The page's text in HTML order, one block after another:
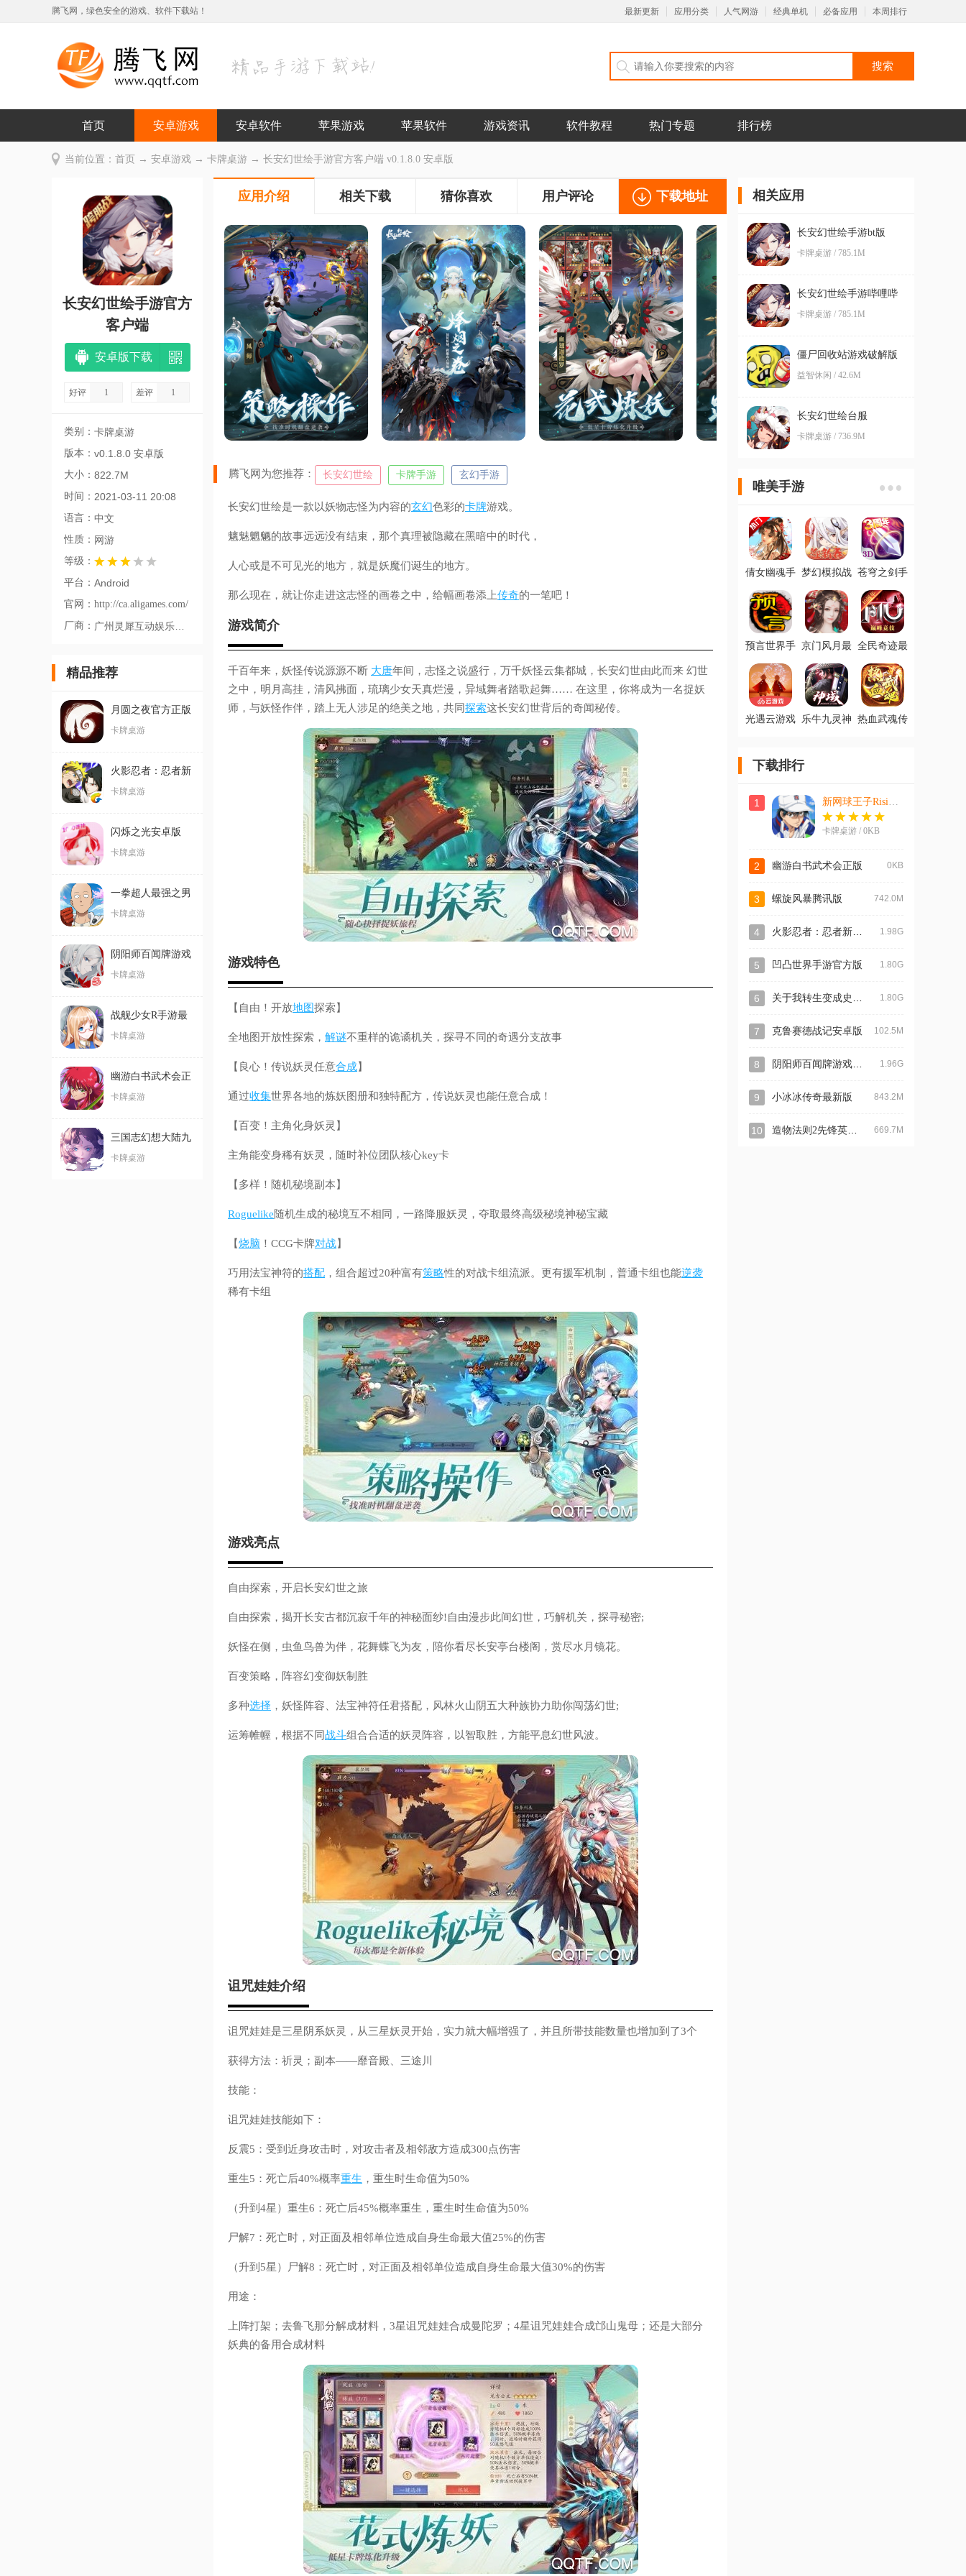
腾飞网，绿色安全的游戏、软件下载站！ 最新更新 应用分类 人气网游 经典单机 必备应用 本周排行
首页 安卓游戏 安卓软件 苹果游戏 苹果软件 游戏资讯 软件教程 热门专题 排行榜
当前位置： 首页 → 安卓游戏 → 卡牌桌游 → 长安幻世绘手游官方客户端 v0.1.8.0 安卓版
长安幻世绘手游官方
客户端
安卓版下载
好评 1 差评 1
类别： 卡牌桌游
版本： v0.1.8.0 安卓版
大小： 822.7M
时间： 2021-03-11 20:08
语言： 中文
性质： 网游
等级：
平台： Android
官网： http://ca.aligames.com/
厂商： 广州灵犀互动娱乐有限公司
精品推荐
月圆之夜官方正版
卡牌桌游
火影忍者：忍者新
世代手游官方版
卡牌桌游
闪烁之光安卓版
卡牌桌游
一拳超人最强之男
官方版
卡牌桌游
阴阳师百闻牌游戏
最新版
卡牌桌游
战舰少女R手游最
新版
卡牌桌游
幽游白书武术会正
版
卡牌桌游
三国志幻想大陆九
游版
卡牌桌游
应用介绍 相关下载 猜你喜欢 用户评论 下载地址
腾飞网为您推荐： 长安幻世绘 卡牌手游 玄幻手游
长安幻世绘是一款以妖物志怪为内容的玄幻色彩的卡牌游戏。
魑魅魍魉的故事远远没有结束，那个真理被隐藏在黑暗中的时代，
人心或是不可见光的地方，就是妖魔们诞生的地方。
那么现在，就让你走进这志怪的画卷之中，给幅画卷添上传奇的一笔吧！
游戏简介
千百年来，妖怪传说源源不断 大唐年间，志怪之说盛行，万千妖怪云集都城，长安幻世由此而来 幻世
之中，明月高挂，清风拂面，琉璃少女天真烂漫，异域舞者踏歌起舞…… 在这里，你将成为一名捉妖
师，与妖怪作伴，踏上无人涉足的绝美之地，共同探索这长安幻世背后的奇闻秘传。
游戏特色
【自由！开放地图探索】
全地图开放性探索， 解谜不重样的诡谲机关，探寻不同的奇遇分支故事
【良心！传说妖灵任意合成】
通过收集世界各地的炼妖图册和独特配方，传说妖灵也能任意合成！
【百变！主角化身妖灵】
主角能变身稀有妖灵，随时补位团队核心key卡
【多样！随机秘境副本】
Roguelike随机生成的秘境互不相同，一路降服妖灵，夺取最终高级秘境神秘宝藏
【烧脑 ！CCG卡牌对战】
巧用法宝神符的搭配 ，组合超过20种富有策略性的对战卡组流派。更有援军机制，普通卡组也能逆袭
稀有卡组
游戏亮点
自由探索，开启长安幻世之旅
自由探索，揭开长安古都沉寂千年的神秘面纱!自由漫步此间幻世，巧解机关，探寻秘密;
妖怪在侧，虫鱼鸟兽为伴，花舞蝶飞为友，陪你看尽长安亭台楼阁，赏尽水月镜花。
百变策略，阵容幻变御妖制胜
多种选择 ，妖怪阵容、法宝神符任君搭配，风林火山阴五大种族协力助你闯荡幻世;
运筹帷幄，根据不同战斗组合合适的妖灵阵容，以智取胜，方能平息幻世风波。
诅咒娃娃介绍
诅咒娃娃是三星阴系妖灵，从三星妖灵开始，实力就大幅增强了，并且所带技能数量也增加到了3个
获得方法：祈灵；副本——靡音殿、三途川
技能：
诅咒娃娃技能如下：
反震5：受到近身攻击时，对攻击者及相邻敌方造成300点伤害
重生5：死亡后40%概率重生 ，重生时生命值为50%
（升到4星）重生6：死亡后45%概率重生，重生时生命值为50%
尸解7：死亡时，对正面及相邻单位造成自身生命最大值25%的伤害
（升到5星）尸解8：死亡时，对正面及相邻单位造成自身生命最大值30%的伤害
用途：
上阵打架；去鲁飞那分解成材料，3星诅咒娃娃合成曼陀罗；4星诅咒娃娃合成邙山鬼母；还是大部分
妖典的备用合成材料
相关应用
长安幻世绘手游bt版
卡牌桌游 / 785.1M
长安幻世绘手游哔哩哔
哩服
卡牌桌游 / 785.1M
僵尸回收站游戏破解版
益智休闲 / 42.6M
长安幻世绘台服
卡牌桌游 / 736.9M
唯美手游
倩女幽魂手 梦幻模拟战 苍穹之剑手
预言世界手 京门风月最 全民奇迹最
光遇云游戏 乐牛九灵神 热血武魂传
下载排行
1 新网球王子RisingBeat中文版
卡牌桌游 / 0KB
2 幽游白书武术会正版 0KB
3 螺旋风暴腾讯版 742.0M
4 1.98G
5 凹凸世界手游官方版 1.80G
6 1.80G
7 克鲁赛德战记安卓版 102.5M
8 1.96G
9 小冰冰传奇最新版 843.2M
10 669.7M